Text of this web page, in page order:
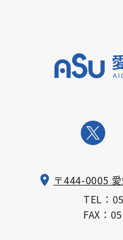
〒444-0005
TEL：
FAX：